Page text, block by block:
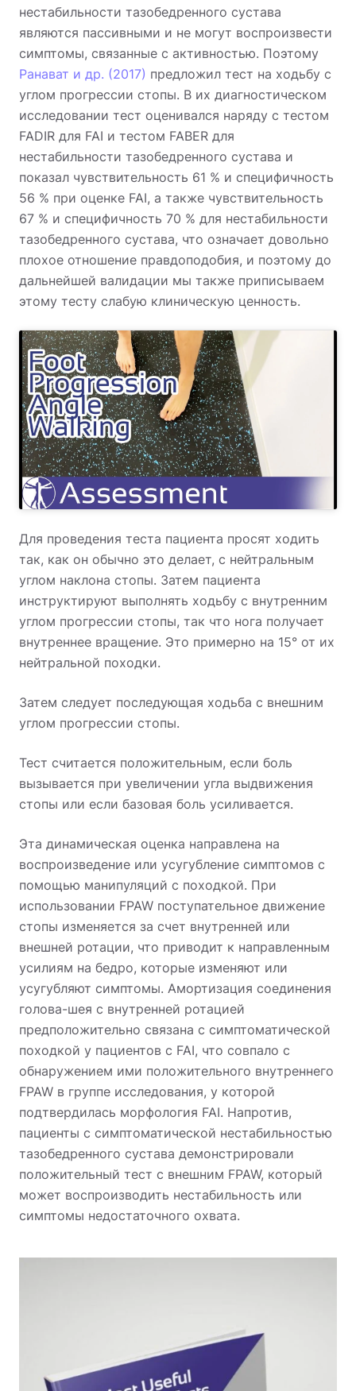
нестабильности тазобедренного сустава
являются пассивными и не могут воспроизвести
симптомы, связанные с активностью. Поэтому
Ранават и др. (2017) предложил тест на ходьбу с
углом прогрессии стопы. В их диагностическом
исследовании тест оценивался наряду с тестом
FADIR для FAI и тестом FABER для
нестабильности тазобедренного сустава и
показал чувствительность 61 % и специфичность
56 % при оценке FAI, а также чувствительность
67 % и специфичность 70 % для нестабильности
тазобедренного сустава, что означает довольно
плохое отношение правдоподобия, и поэтому до
дальнейшей валидации мы также приписываем
этому тесту слабую клиническую ценность.
Для проведения теста пациента просят ходить
так, как он обычно это делает, с нейтральным
углом наклона стопы. Затем пациента
инструктируют выполнять ходьбу с внутренним
углом прогрессии стопы, так что нога получает
внутреннее вращение. Это примерно на 15° от их
нейтральной походки.
Затем следует последующая ходьба с внешним
углом прогрессии стопы.
Тест считается положительным, если боль
вызывается при увеличении угла выдвижения
стопы или если базовая боль усиливается.
Эта динамическая оценка направлена на
воспроизведение или усугубление симптомов с
помощью манипуляций с походкой. При
использовании FPAW поступательное движение
стопы изменяется за счет внутренней или
внешней ротации, что приводит к направленным
усилиям на бедро, которые изменяют или
усугубляют симптомы. Амортизация соединения
голова-шея с внутренней ротацией
предположительно связана с симптоматической
походкой у пациентов с FAI, что совпало с
обнаружением ими положительного внутреннего
FPAW в группе исследования, у которой
подтвердилась морфология FAI. Напротив,
пациенты с симптоматической нестабильностью
тазобедренного сустава демонстрировали
положительный тест с внешним FPAW, который
может воспроизводить нестабильность или
симптомы недостаточного охвата.